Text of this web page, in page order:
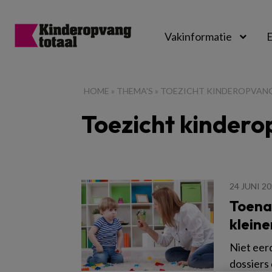
Vakinformatie
HOME » THEMA'S » TOEZICHT
Toezicht
24 JUNI
Niet